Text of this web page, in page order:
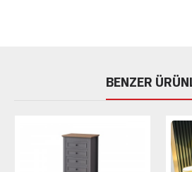
BENZER